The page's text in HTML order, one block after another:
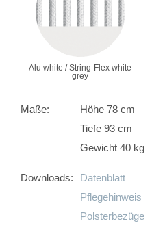
Alu white / String-Flex white
grey
Maße: Höhe 78 cm
Tiefe 93 cm
Gewicht 40 kg
Downloads:
Datenblatt
Pflegehinweis
Polsterbezüge